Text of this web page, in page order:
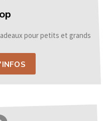
pour petits et grands